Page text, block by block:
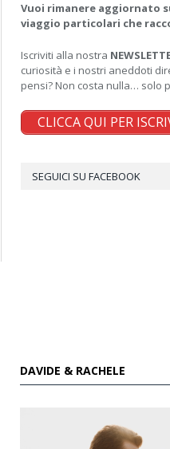
Vuoi rimanere aggiornato
viaggio particolari che
Iscriviti alla nostra
curiosità e i nostri aneddoti
pensi? Non costa nulla… solo
CLICCA QUI PER
SEGUICI SU FACEBOOK
DAVIDE & RACHELE